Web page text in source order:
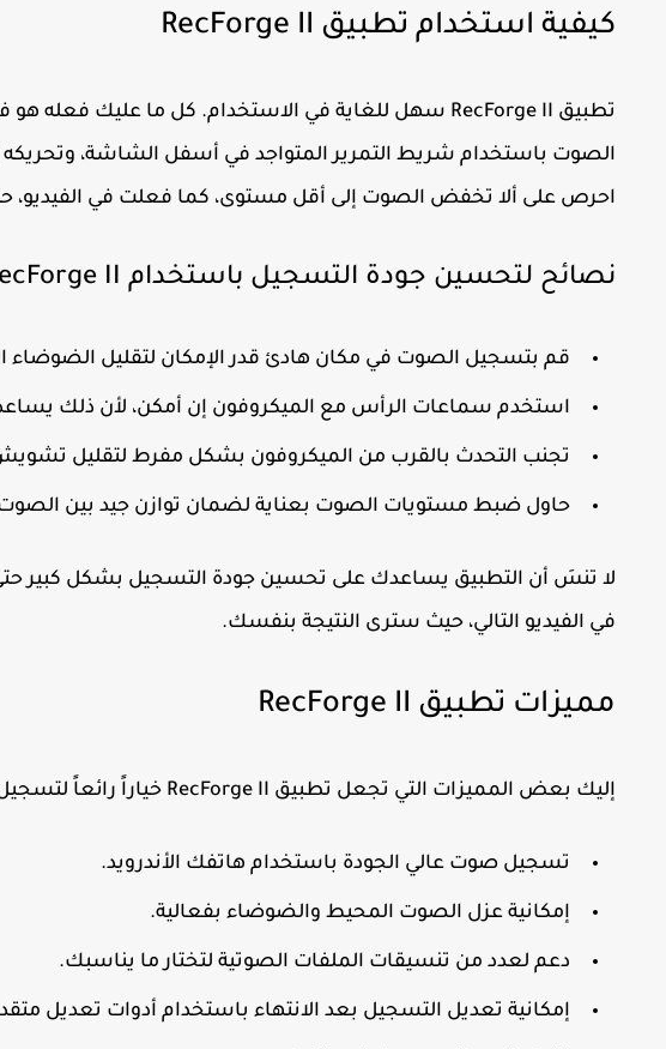
كيفية استخدام تطبيق RecForge II
تطبيق RecForge II سهل للغاية في الاستخدام. كل ما عليك فعله هو
الصوت باستخدام شريط التمرير المتواجد في أسفل الشاشة،
احرص على ألا تخفض الصوت إلى أقل مستوى، كما فعلت في الفيديو،
نصائح لتحسين جودة التسجيل باستخدام RecForge II:
قم بتسجيل الصوت في مكان هادئ قدر الإمكان لتقليل الضوضاء
استخدم سماعات الرأس مع الميكروفون إن أمكن، لأن ذلك
تجنب التحدث بالقرب من الميكروفون بشكل مفرط لتقليل
حاول ضبط مستويات الصوت بعناية لضمان توازن جيد بين
لا تنسَ أن التطبيق يساعدك على تحسين جودة التسجيل بشكل كبير
في الفيديو التالي، حيث سترى النتيجة بنفسك.
مميزات تطبيق RecForge II
إليك بعض المميزات التي تجعل تطبيق RecForge II خياراً رائعاً لتسجيل الصوت:
تسجيل صوت عالي الجودة باستخدام هاتفك الأندرويد.
إمكانية عزل الصوت المحيط والضوضاء بفعالية.
دعم لعدد من تنسيقات الملفات الصوتية لتختار ما يناسبك.
إمكانية تعديل التسجيل بعد الانتهاء باستخدام أدوات تعديل